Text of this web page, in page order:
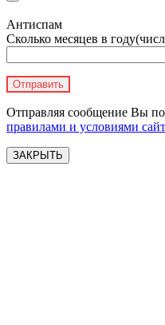
Антиспам
Сколько месяцев в
Отправляя сообщение Вы
правилами и условиями
ЗАКРЫТЬ